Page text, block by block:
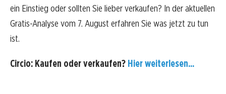
ein Einstieg oder sollten Sie lieber verkaufen? In der aktuellen
Gratis-Analyse vom 7. August erfahren Sie was jetzt zu tun
ist.
Circio: Kaufen oder verkaufen? Hier weiterlesen...